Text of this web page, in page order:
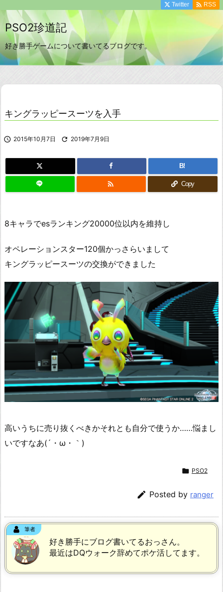
PSO2珍道記
好き勝手ゲームについて書いてるブログです。
Twitter  RSS
キングラッピースーツを入手
 2015年10月7日  2019年7月9日
B!
 Copy
8キャラでesランキング20000位以内を維持し
オペレーションスター120個かっさらいまして
キングラッピースーツの交換ができました
高いうちに売り抜くべきかそれとも自分で使うか……悩まし
いですなあ(´・ω・｀)
 PSO2
 Posted by ranger
筆者
好き勝手にブログ書いてるおっさん。
最近はDQウォーク辞めてポケ活してます。